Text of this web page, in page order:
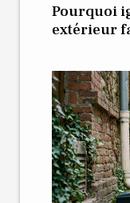
Pourquoi
extérieur